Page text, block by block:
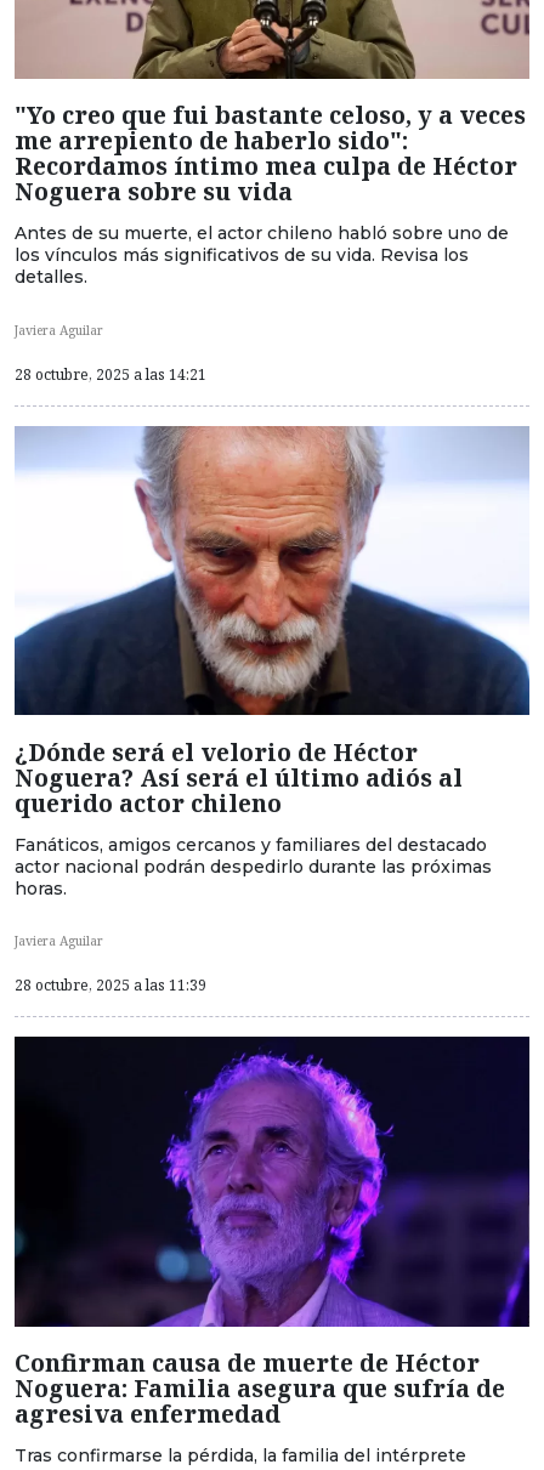
"Yo creo que fui bastante celoso, y a veces
me arrepiento de haberlo sido":
Recordamos íntimo mea culpa de Héctor
Noguera sobre su vida
Antes de su muerte, el actor chileno habló sobre uno de
los vínculos más significativos de su vida. Revisa los
detalles.
Javiera Aguilar
28 octubre, 2025 a las 14:21
¿Dónde será el velorio de Héctor
Noguera? Así será el último adiós al
querido actor chileno
Fanáticos, amigos cercanos y familiares del destacado
actor nacional podrán despedirlo durante las próximas
horas.
Javiera Aguilar
28 octubre, 2025 a las 11:39
Confirman causa de muerte de Héctor
Noguera: Familia asegura que sufría de
agresiva enfermedad
Tras confirmarse la pérdida, la familia del intérprete